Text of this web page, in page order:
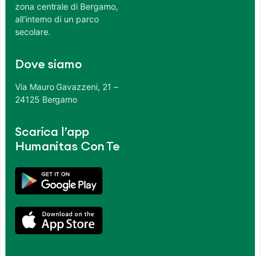
zona centrale di Bergamo,
all’interno di un parco
secolare.
Dove siamo
Via Mauro Gavazzeni, 21 –
24125 Bergamo
Scarica l’app
Humanitas Con Te